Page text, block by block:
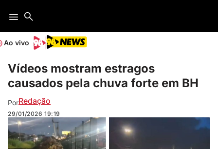
Ao vivo
Vídeos mostram estragos
causados pela chuva forte em BH
PorRedação
29/01/2026 19:19